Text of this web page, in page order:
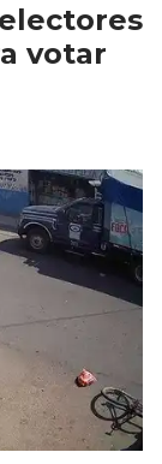
votar